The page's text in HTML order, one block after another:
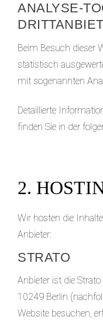
ANALYSE-
Beim Besuch dieser
statistisch
mit sogenannten
Detaillierte
finden Sie in der
2.
Wir hosten die
Anbieter:
STRATO
Anbieter ist die
10249 Berlin
Website besuchen,